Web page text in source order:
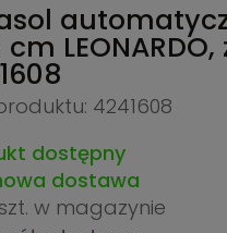
LEONARDO,
4241608
dostępny
dostawa
w magazynie